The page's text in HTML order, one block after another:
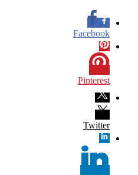
Facebook
Pinterest
Twitter